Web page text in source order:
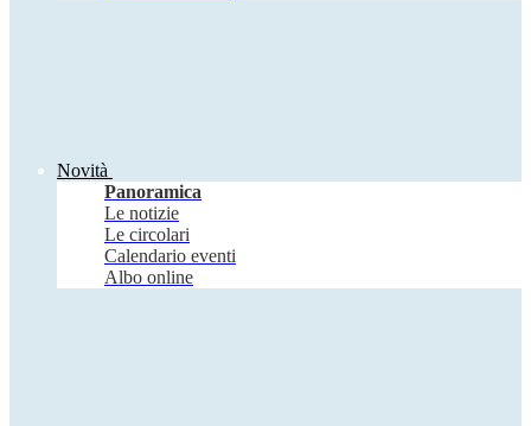
Novità
Panoramica
Le notizie
Le circolari
Calendario eventi
Albo online